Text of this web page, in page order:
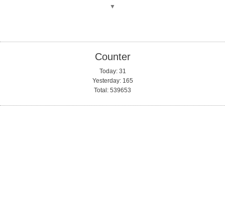
▼
Counter
Today: 31
Yesterday: 165
Total: 539653